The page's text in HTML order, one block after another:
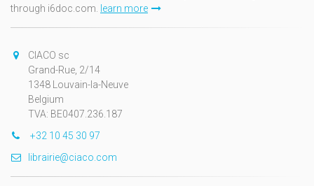
through i6doc.com.
learn more
CIACO sc
Grand-Rue, 2/14
1348 Louvain-la-Neuve
Belgium
TVA: BE0407.236.187
+32 10 45 30 97
librairie@ciaco.com